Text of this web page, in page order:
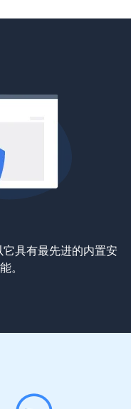
具有最先进的内置安
。